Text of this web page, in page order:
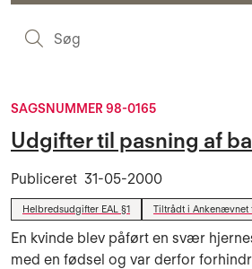
SAGSNUMMER 98-0165
Udgifter til pasning af
Publiceret 31-05-2000
Helbredsudgifter EAL §1 Tiltrådt i Ankenævnet
En kvinde blev påført en svær
med en fødsel og var derfor